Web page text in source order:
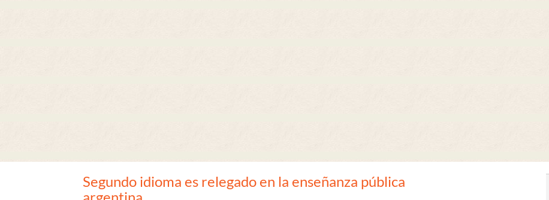
Segundo idioma es relegado en la enseñanza pública